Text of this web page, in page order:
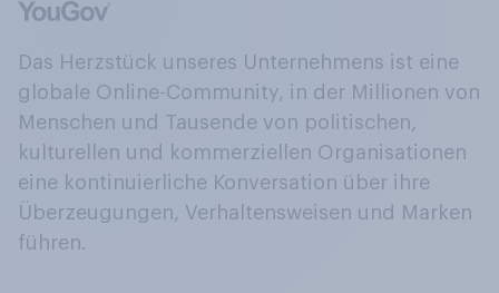
Das Herzstück unseres Unternehmens ist eine
globale Online-Community, in der Millionen von
Menschen und Tausende von politischen,
kulturellen und kommerziellen Organisationen
eine kontinuierliche Konversation über ihre
Überzeugungen, Verhaltensweisen und Marken
führen.